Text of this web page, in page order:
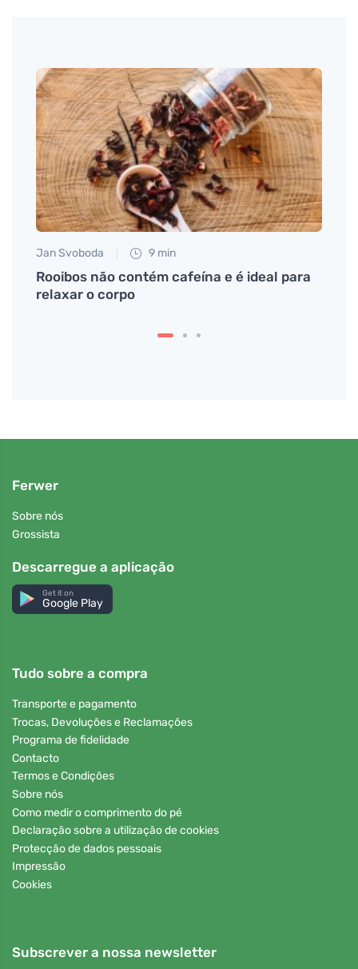
Jan Svoboda 9 min
Rooibos não contém cafeína e é ideal para
relaxar o corpo
Ferwer
Sobre nós
Grossista
Descarregue a aplicação
Get it on
Google Play
Tudo sobre a compra
Transporte e pagamento
Trocas, Devoluções e Reclamações
Programa de fidelidade
Contacto
Termos e Condições
Sobre nós
Como medir o comprimento do pé
Declaração sobre a utilização de cookies
Protecção de dados pessoais
Impressão
Cookies
Subscrever a nossa newsletter